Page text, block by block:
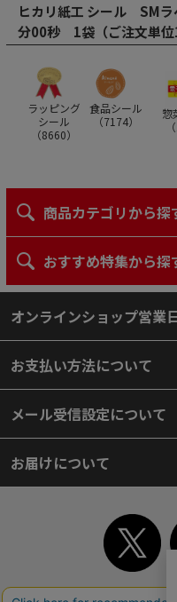
ヒカリ紙工 シール SMラ
分00秒 1袋（ご注文単位
ラッピング
シール
（8660）
食品シール
（7174）
惣
（
商品カテゴリから探
おすすめ特集から探
オンラインショップ営業
お支払い方法について
メール受信設定について
お届けについて